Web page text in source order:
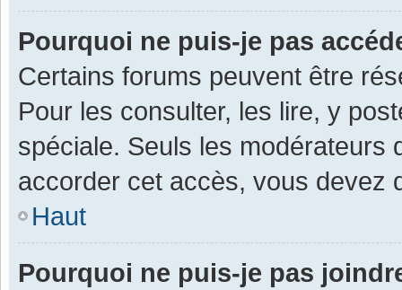
Pourquoi ne puis-je pas
Certains forums peuvent être
Pour les consulter, les lire, y
spéciale. Seuls les modérateurs
accorder cet accès, vous devez
Haut
Pourquoi ne puis-je pas